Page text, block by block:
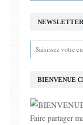
NEWSLETTER
BIENVENUE
Faire partager